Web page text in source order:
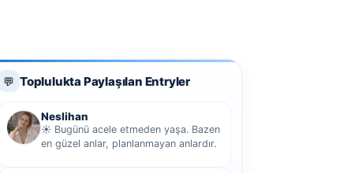
💬 Toplulukta Paylaşılan Entryler
Neslihan
☀️ Bugünü acele etmeden yaşa. Bazen
en güzel anlar, planlanmayan anlardır.